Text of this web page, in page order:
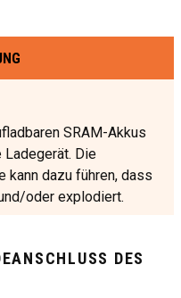
SRAM-Akkus
Die
kann dazu führen, dass
oder explodiert.
DES